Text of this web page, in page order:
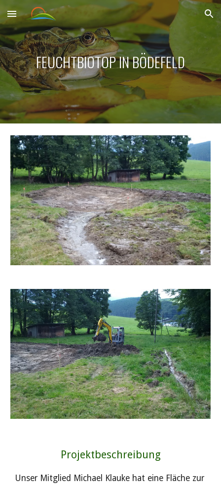
Skip to main content Skip to navigation
FEUCHTBIOTOP IN BÖDEFELD
Projektbeschreibung
Unser Mitglied Michael Klauke hat eine Fläche zur